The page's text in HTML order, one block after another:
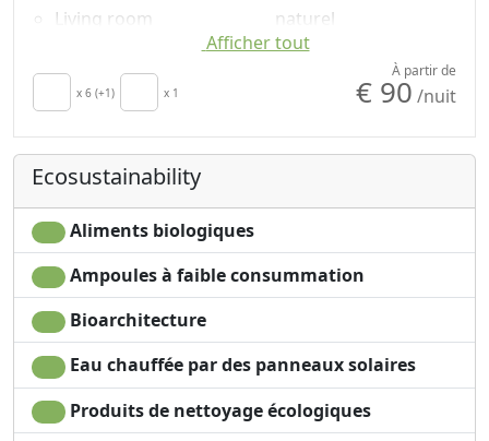
Living room
Clotheshorse
Towels
Cupboard or
Wardrobe
Sofa
Dining table
High chair
Cooking utensils
naturel
Bathtub
Shampooing sans
doses uniques
Garden
Garden view
Afficher tout
x 6 (+1) x 1
À partir de
€ 90 /nuit
Ecosustainability
Aliments biologiques
Ampoules à faible consummation
Bioarchitecture
Eau chauffée par des panneaux solaires
Produits de nettoyage écologiques